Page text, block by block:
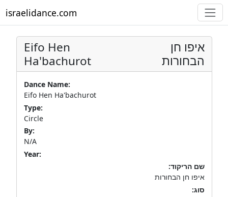
israelidance.com
Eifo Hen
Ha'bachurot
איפו חן
הבחורות
Dance Name:
Eifo Hen Ha'bachurot
Type:
Circle
By:
N/A
Year:
שם הריקוד:
איפו חן הבחורות
סוג: